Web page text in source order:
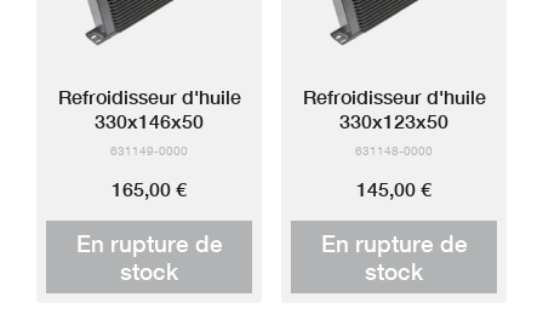
En rupture de
stock
Refroidisseur d'huile
330x146x50
631149-0000
165,00 €
En rupture de
stock
Refroidisseur d'huile
330x123x50
631148-0000
145,00 €